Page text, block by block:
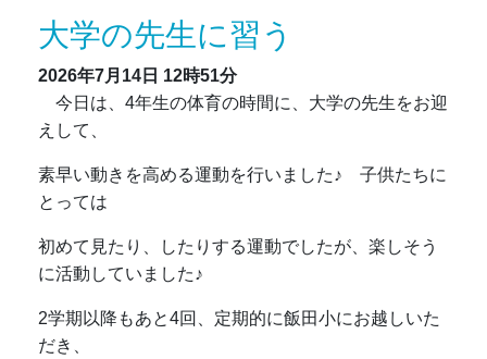
大学の先生に習う
2026年7月14日 12時51分
今日は、4年生の体育の時間に、大学の先生をお迎
えして、
素早い動きを高める運動を行いました♪ 子供たちに
とっては
初めて見たり、したりする運動でしたが、楽しそう
に活動していました♪
2学期以降もあと4回、定期的に飯田小にお越しいた
だき、